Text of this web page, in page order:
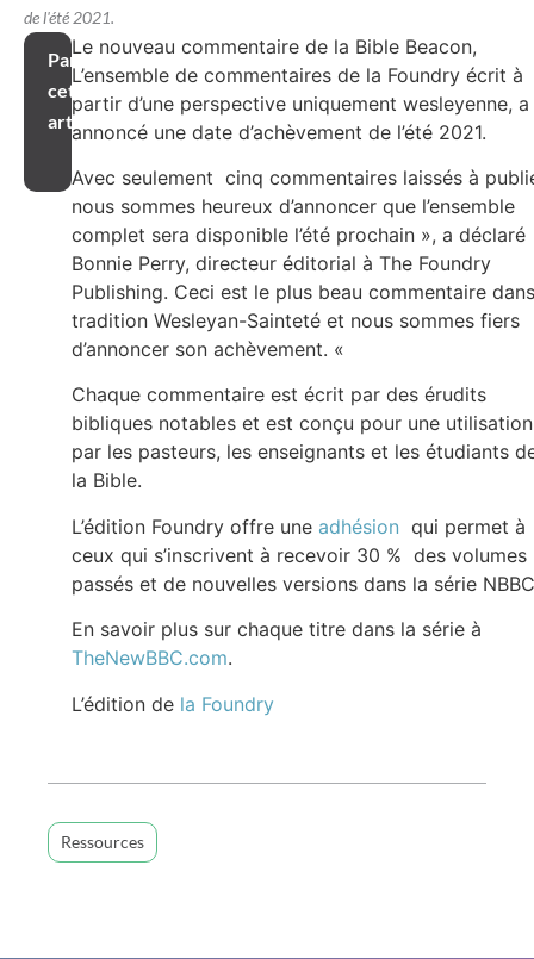
de l'été 2021.
Partager
cet
article
Le nouveau commentaire de la Bible Beacon,
L’ensemble de commentaires de la Foundry écrit à
partir d’une perspective uniquement wesleyenne, a
annoncé une date d’achèvement de l’été 2021.
Avec seulement cinq commentaires laissés à
nous sommes heureux d’annoncer que l’ensemble
complet sera disponible l’été prochain », a déclaré
Bonnie Perry, directeur éditorial à The Foundry
Publishing. Ceci est le plus beau commentaire
tradition Wesleyan-Sainteté et nous sommes fiers
d’annoncer son achèvement. «
Chaque commentaire est écrit par des érudits
bibliques notables et est conçu pour une utilisation
par les pasteurs, les enseignants et les étudiants
la Bible.
L’édition Foundry offre une adhésion qui permet à
ceux qui s’inscrivent à recevoir 30 % des volumes
passés et de nouvelles versions dans la série
En savoir plus sur chaque titre dans la série à
TheNewBBC.com.
L’édition de la Foundry
Ressources